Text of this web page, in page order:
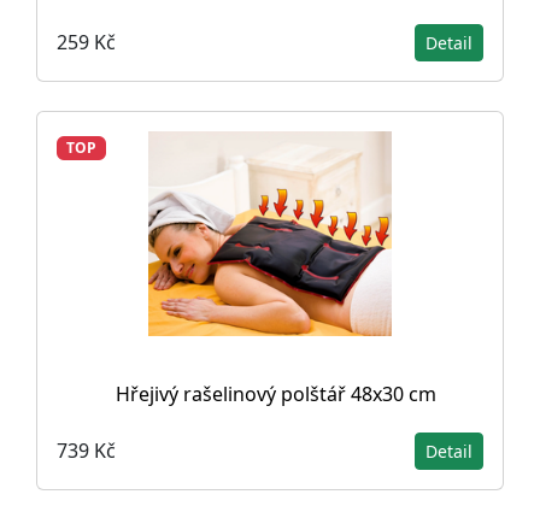
259 Kč Detail
TOP
Hřejivý rašelinový polštář 48x30 cm
739 Kč Detail